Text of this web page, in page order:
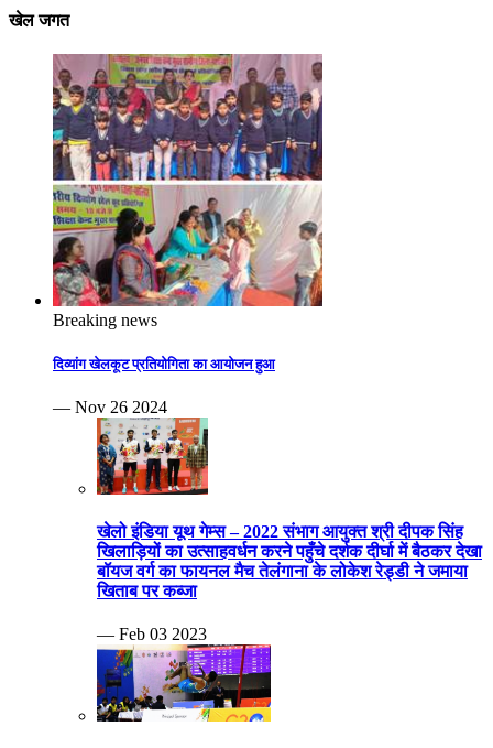
खेल जगत
Breaking news
दिव्यांग खेलकूट प्रतियोगिता का आयोजन हुआ
— Nov 26 2024
खेलो इंडिया यूथ गेम्स – 2022 संभाग आयुक्त श्री दीपक सिंह
खिलाड़ियों का उत्साहवर्धन करने पहुँचे दर्शक दीर्घा में बैठकर देखा
बॉयज वर्ग का फायनल मैच तेलंगाना के लोकेश रेड्डी ने जमाया
खिताब पर कब्जा
— Feb 03 2023